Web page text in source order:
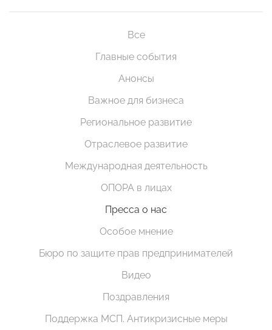
Все
Главные события
Анонсы
Важное для бизнеса
Региональное развитие
Отраслевое развитие
Международная деятельность
ОПОРА в лицах
Пресса о нас
Особое мнение
Бюро по защите прав предпринимателей
Видео
Поздравления
Поддержка МСП. Антикризисные меры